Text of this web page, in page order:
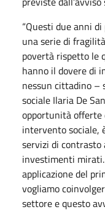
“Questi due anni
una serie di
povertà rispetto le
hanno il dovere di
nessun cittadino –
sociale Ilaria De
opportunità offerte
intervento sociale,
servizi di
investimenti
applicazione del
vogliamo
settore e questo